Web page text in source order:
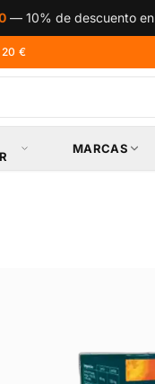
— 10% de descuento
20 €
MARCAS